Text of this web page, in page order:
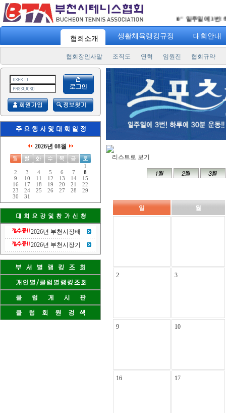
"스포츠 7330 " 일주일에 3번! 하
협회소개 생활체육랭킹규정 대회안내
협회장인사말 조직도 연혁 임원진 협회규약
2026년 08월
1
2
3 4 5 6 7
8
9
10 11 12 13 14
15
16
17 18 19 20 21
22
23
24 25 26 27 28
29
30
31
2026년 부천시장배
2026년 부천시장기
리스트로 보기
일 월
2 3
9 10
16 17